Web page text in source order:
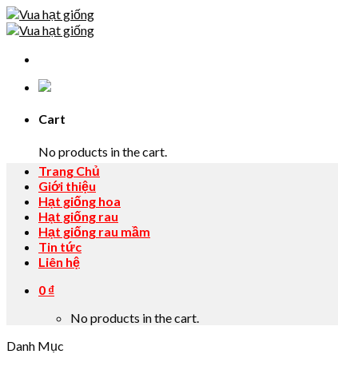
Skip
to
Cart
No products in the cart.
Trang Chủ
Giới thiệu
Hạt giống hoa
Hạt giống rau
Hạt giống rau mầm
Tin tức
Liên hệ
0 ₫
No products in the cart.
Danh Mục